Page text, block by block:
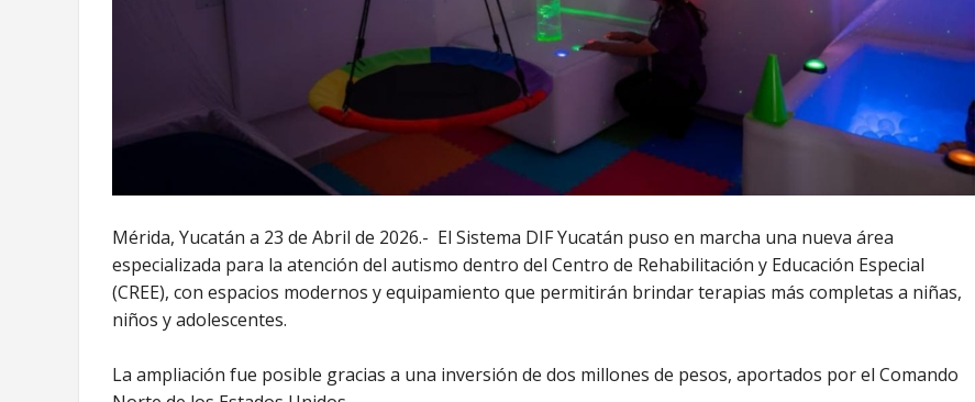
Mérida, Yucatán a 23 de Abril de 2026.- El Sistema DIF Yucatán puso en marcha una nueva área
especializada para la atención del autismo dentro del Centro de Rehabilitación y Educación Especial
(CREE), con espacios modernos y equipamiento que permitirán brindar terapias más completas a niñas,
niños y adolescentes.
La ampliación fue posible gracias a una inversión de dos millones de pesos, aportados por el Comando